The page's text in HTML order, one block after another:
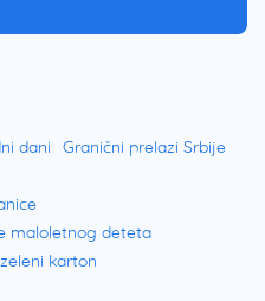
dani
Granični prelazi Srbije
maloletnog deteta
karton